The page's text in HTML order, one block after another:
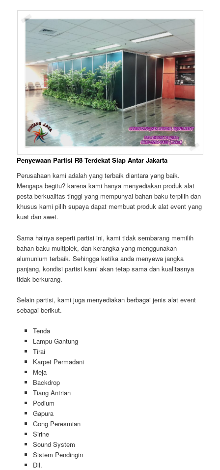
Penyewaan Partisi R8 Terdekat Siap Antar Jakarta
Perusahaan kami adalah yang terbaik diantara yang baik.
Mengapa begitu? karena kami hanya menyediakan produk alat
pesta berkualitas tinggi yang mempunyai bahan baku terpilih dan
khusus kami pilih supaya dapat membuat produk alat event yang
kuat dan awet.
Sama halnya seperti partisi ini, kami tidak sembarang memilih
bahan baku multiplek, dan kerangka yang menggunakan
alumunium terbaik. Sehingga ketika anda menyewa jangka
panjang, kondisi partisi kami akan tetap sama dan kualitasnya
tidak berkurang.
Selain partisi, kami juga menyediakan berbagai jenis alat event
sebagai berikut.
Tenda
Lampu Gantung
Tirai
Karpet Permadani
Meja
Backdrop
Tiang Antrian
Podium
Gapura
Gong Peresmian
Sirine
Sound System
Sistem Pendingin
Dll.